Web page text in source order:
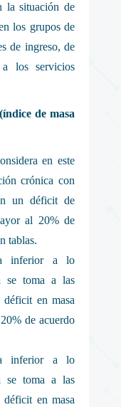
la situación de
los grupos de
de ingreso, de
los servicios
de masa
en este
crónica con
un déficit de
al 20% de
tablas.
inferior a lo
se toma a las
déficit en masa
de acuerdo
inferior a lo
se toma a las
déficit en masa